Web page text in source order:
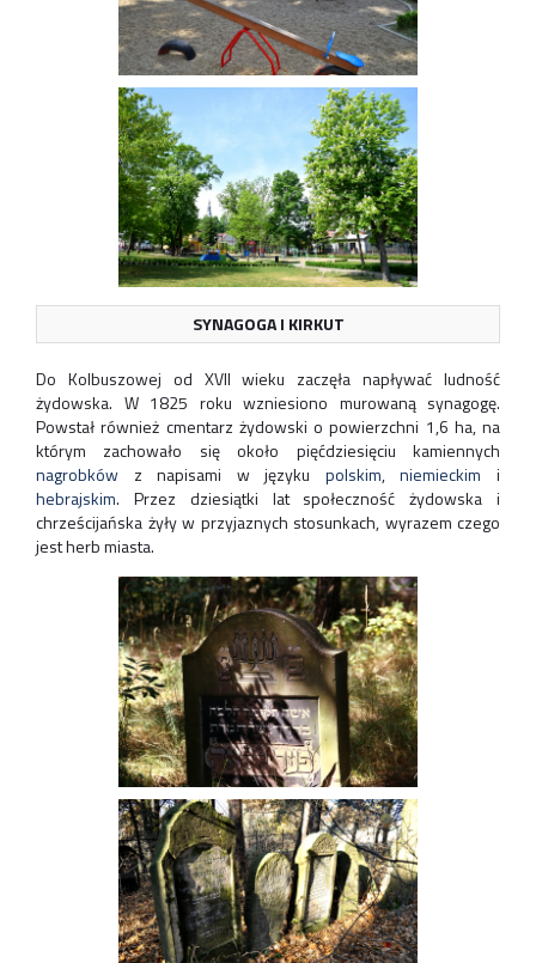
SYNAGOGA I KIRKUT
Do Kolbuszowej od XVII wieku zaczęła napływać ludność
żydowska. W 1825 roku wzniesiono murowaną synagogę.
Powstał również cmentarz żydowski o powierzchni 1,6 ha, na
którym zachowało się około pięćdziesięciu kamiennych
nagrobków z napisami w języku polskim,niemieckim i
hebrajskim. Przez dziesiątki lat społeczność żydowska i
chrześcijańska żyły w przyjaznych stosunkach, wyrazem czego
jest herb miasta.